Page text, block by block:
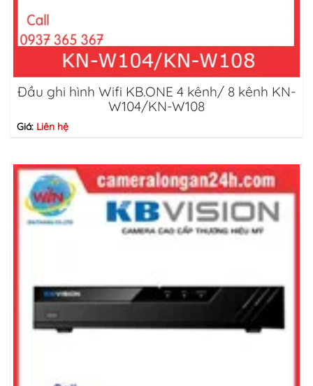
Đầu ghi hình Wifi KB.ONE 4 kênh/ 8 kênh KN-
W104/KN-W108
Giá: Liên hệ